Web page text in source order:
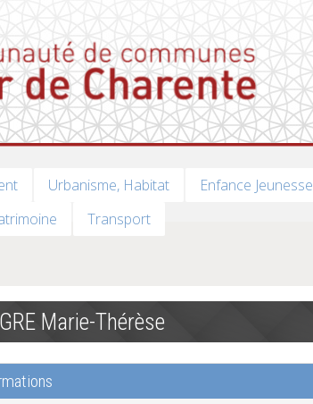
Urbanisme, Habitat Enfance Jeunesse
Transport
Marie-Thérèse